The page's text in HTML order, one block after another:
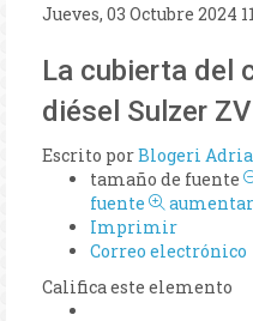
Jueves, 03 Octubre 2024
La cubierta del
diésel Sulzer
Escrito porBlogeri
tamaño de fuente
fuente
Imprimir
Correo electrónico
Califica este elemento